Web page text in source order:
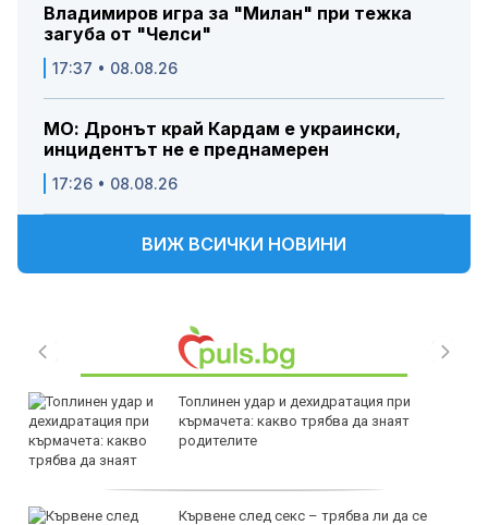
Владимиров игра за "Милан" при тежка
загуба от "Челси"
17:37 • 08.08.26
МО: Дронът край Кардам е украински,
инцидентът не е преднамерен
17:26 • 08.08.26
ВИЖ ВСИЧКИ НОВИНИ
Топлинен удар и дехидратация при
кърмачета: какво трябва да знаят
родителите
Кървене след секс – трябва ли да се